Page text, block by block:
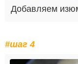
Добавляем
#шаг 4